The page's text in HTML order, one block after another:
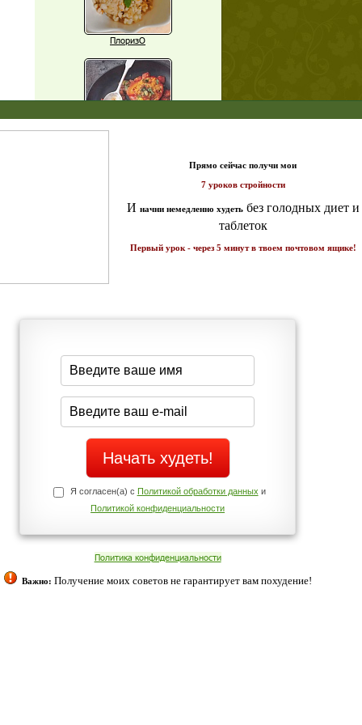
ПлоризО
Еще рецепты
середине дня?
Нет
Телефоны службы поддержки
+7 (909) 421-77-27
cookies. Оставаясь с нами, вы соглашаетесь с нашей
Согласен